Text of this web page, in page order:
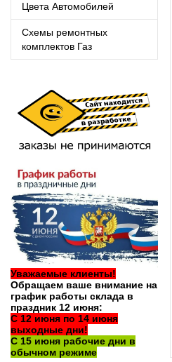
Цвета Автомобилей
Схемы ремонтных
комплектов Газ
Уважаемые клиенты!
Обращаем ваше внимание на
график работы склада в
праздник 12 июня:
С 12 июня по 14 июня
выходные дни!
С 15 июня рабочие дни в
обычном режиме